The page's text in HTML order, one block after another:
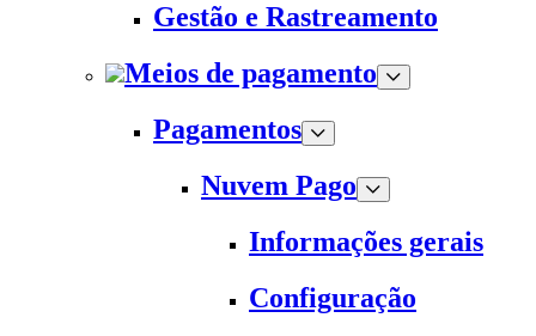
Gestão e Rastreamento
Meios de pagamento
Pagamentos
Nuvem Pago
Informações gerais
Configuração